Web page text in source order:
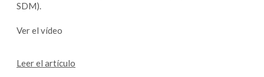
SDM).
Ver el vídeo
Leer el artículo